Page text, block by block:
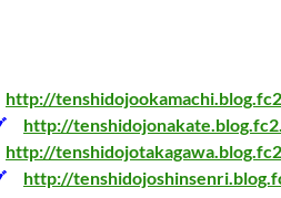
http://
http://
http://
http://